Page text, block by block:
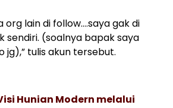
org lain di follow….saya gak di
sendiri. (soalnya bapak saya
jg),” tulis akun tersebut.
Hunian Modern melalui